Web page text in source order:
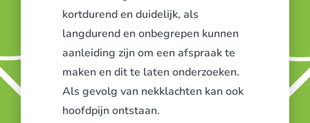
kortdurend en duidelijk, als
langdurend en onbegrepen kunnen
aanleiding zijn om een afspraak te
maken en dit te laten onderzoeken.
Als gevolg van nekklachten kan ook
hoofdpijn ontstaan.